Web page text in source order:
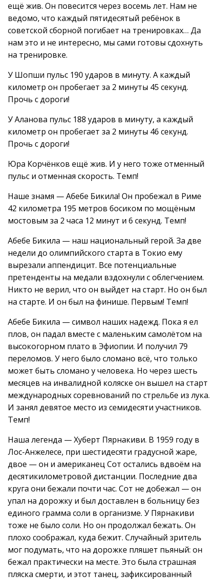
ещё жив. Он повесится через восемь лет. Нам не
ведомо, что каждый пятидесятый ребёнок в
советской сборной погибает на тренировках… Да
нам это и не интересно, мы сами готовы сдохнуть
на тренировке.
У Шопши пульс 190 ударов в минуту. А каждый
километр он пробегает за 2 минуты 45 секунд.
Прочь с дороги!
У Аланова пульс 188 ударов в минуту, а каждый
километр он пробегает за 2 минуты 46 секунд.
Прочь с дороги!
Юра Корчёнков ещё жив. И у него тоже отменный
пульс и отменная скорость. Темп!
Наше знамя — Абебе Бикила! Он пробежал в Риме
42 километра 195 метров босиком по мощёным
мостовым за 2 часа 12 минут и 6 секунд. Темп!
Абебе Бикила — наш национальный герой. За две
недели до олимпийского старта в Токио ему
вырезали аппендицит. Все потенциальные
претенденты на медали вздохнули с облегчением.
Никто не верил, что он выйдет на старт. Но он был
на старте. И он был на финише. Первым! Темп!
Абебе Бикила — символ наших надежд. Пока я ел
плов, он падал вместе с маленьким самолётом на
высокогорном плато в Эфиопии. И получил 79
переломов. У него было сломано всё, что только
может быть сломано у человека. Но через шесть
месяцев на инвалидной коляске он вышел на старт
международных соревнований по стрельбе из лука.
И занял девятое место из семидесяти участников.
Темп!
Наша легенда — Хуберт Пярнакиви. В 1959 году в
Лос-Анжелесе, при шестидесяти градусной жаре,
двое — он и американец Сот остались вдвоём на
десятикилометровой дистанции. Последние два
круга они бежали почти час. Сот не добежал — он
упал на дорожку и был доставлен в больницу без
единого грамма соли в организме. У Пярнакиви
тоже не было соли. Но он продолжал бежать. Он
плохо соображал, куда бежит. Случайный зритель
мог подумать, что на дорожке пляшет пьяный: он
бежал практически на месте. Это была страшная
пляска смерти, и этот танец, зафиксированный